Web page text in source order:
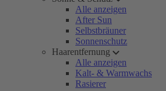
Alle anzeigen
After Sun
Selbstbräuner
Sonnenschutz
Haarentfernung
Alle anzeigen
Kalt- & Warmwachs
Rasierer